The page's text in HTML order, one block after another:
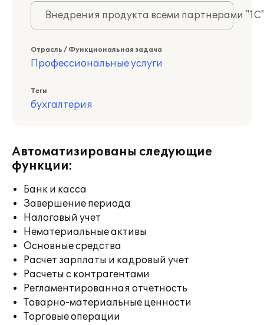
Внедрения продукта всеми партнерами
Отрасль / Функциональная задача
Профессиональные услуги
Теги
бухгалтерия
Автоматизированы следующие
функции:
Банк и касса
Завершение периода
Налоговый учет
Нематериальные активы
Основные средства
Расчет зарплаты и кадровый учет
Расчеты с контрагентами
Регламентированная отчетность
Товарно-материальные ценности
Торговые операции